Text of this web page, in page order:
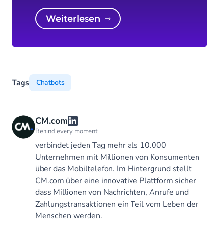
Weiterlesen
Tags Chatbots
CM.com
Behind every moment
verbindet jeden Tag mehr als 10.000
Unternehmen mit Millionen von Konsumenten
über das Mobiltelefon. Im Hintergrund stellt
CM.com über eine innovative Plattform sicher,
dass Millionen von Nachrichten, Anrufe und
Zahlungstransaktionen ein Teil vom Leben der
Menschen werden.